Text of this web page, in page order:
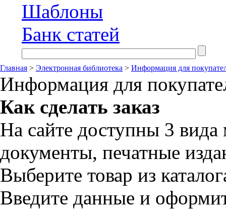
Шаблоны
Банк статей
Главная > Электронная библиотека > Информация для
Информация для
Как сделать заказ
На сайте доступны 3 вида
документы, печатные
Выберите товар из
Введите данные и